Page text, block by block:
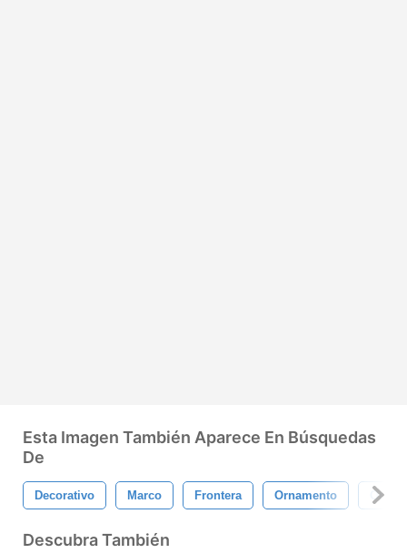
Esta Imagen También Aparece En Búsquedas
De
Decorativo Marco Frontera Ornamento
Descubra También